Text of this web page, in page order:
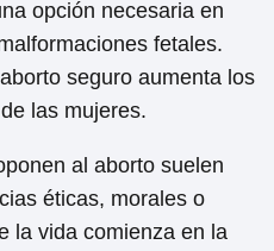
opción necesaria en
fetales.
seguro aumenta los
las mujeres.
al aborto suelen
éticas, morales o
la vida comienza en la